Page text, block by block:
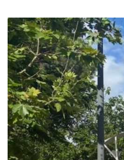
o ESC para cerrar